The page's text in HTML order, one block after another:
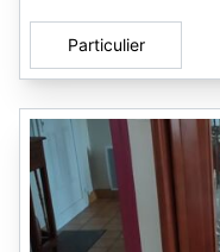
Particulier